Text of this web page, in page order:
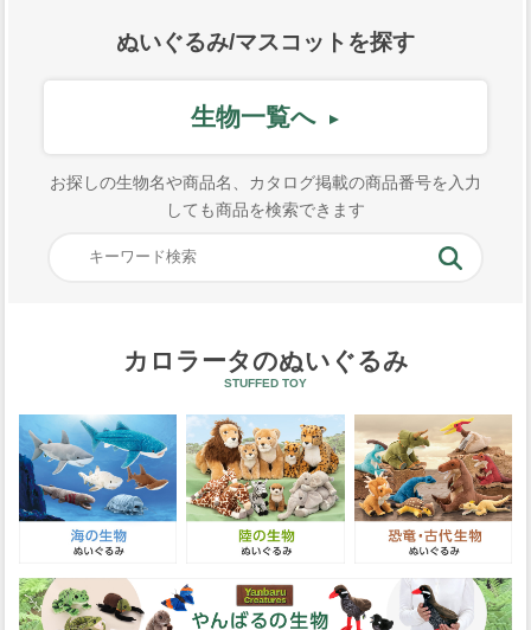
ぬいぐるみ/マスコットを探す
生物一覧へ
お探しの生物名や商品名、カタログ掲載の商品番号を入力
しても商品を検索できます
カロラータのぬいぐるみ
STUFFED TOY